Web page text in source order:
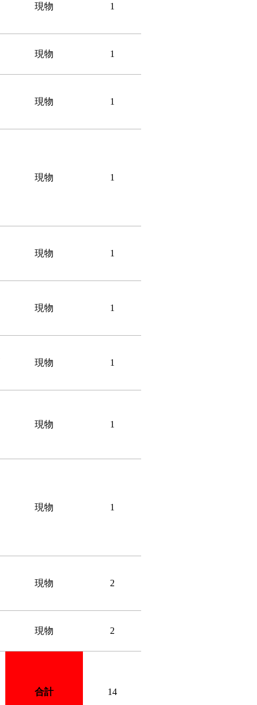
現物 1
現物 1
現物 1
現物 1
現物 1
現物 1
現物 1
現物 1
現物 1
現物 2
現物 2
合計 14